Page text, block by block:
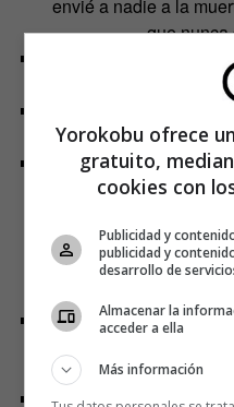
envié a nadie a la
que
Me siento
instancia
Vi dónde tuvo lugar la
un
He visto que las
entregadas, que los
conocido ningún
mujer. En cambio, las
muchas ocasiones
Vi increíbles familias
Vi a «los primeros
Yorokobu ofrece
gratuito,
cookies con
Publicidad y
publicidad y
desarrollo de
Almacenar la
acceder a ella
Más información